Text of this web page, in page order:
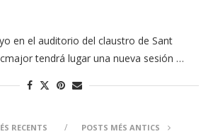
en el auditorio del claustro de Sant
tendrá lugar una nueva sesión …
RECENTS POSTS MÉS ANTICS